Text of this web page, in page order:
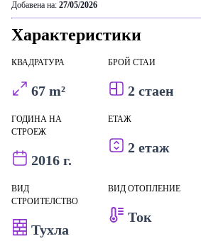
Добавена на: 27/05/2026
Характеристики
КВАДРАТУРА
67 m²
БРОЙ СТАИ
2 стаен
ГОДИНА НА
СТРОЕЖ
2016 г.
ЕТАЖ
2 етаж
ВИД
СТРОИТЕЛСТВО
Тухла
ВИД ОТОПЛЕНИЕ
Ток